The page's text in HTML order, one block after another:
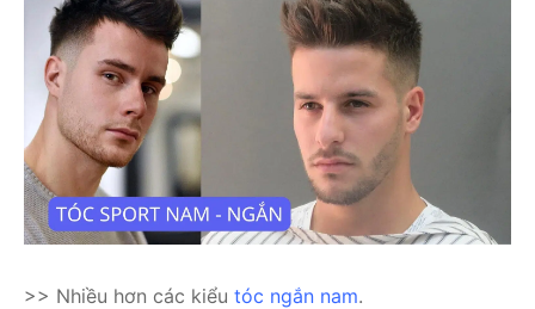
>> Nhiều hơn các kiểu tóc ngắn nam.